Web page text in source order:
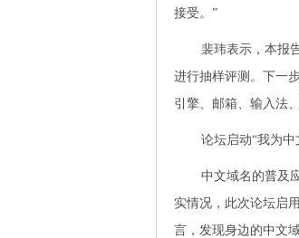
接受。”
裴玮表示，本报
进行抽样评测。下一
引擎、邮箱、输入法
论坛启动“我为
中文域名的普及
实情况，此次论坛启
言，发现身边的中文